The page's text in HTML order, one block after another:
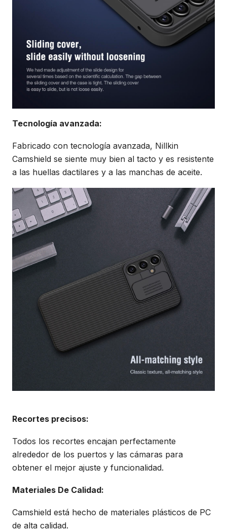
Tecnología avanzada:
Fabricado con tecnología avanzada, Nillkin
Camshield se siente muy bien al tacto y es resistente
a las huellas dactilares y a las manchas de aceite.
Recortes precisos:
Todos los recortes encajan perfectamente
alrededor de los puertos y las cámaras para
obtener el mejor ajuste y funcionalidad.
Materiales De Calidad:
Camshield está hecho de materiales plásticos de PC
de alta calidad.